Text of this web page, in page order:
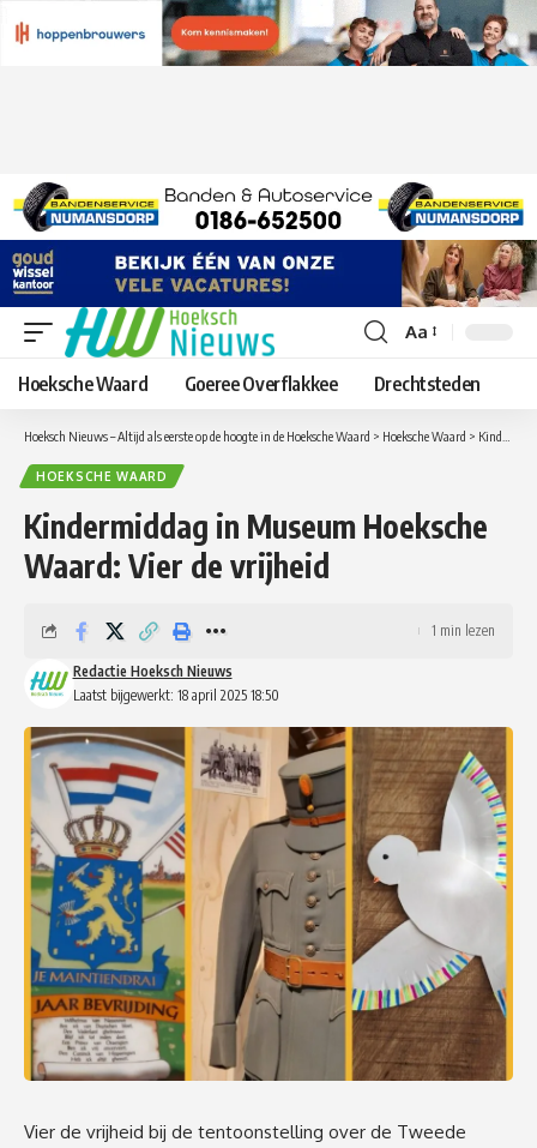
Lettergrootte
aanpassen
Aa
Hoeksche Waard Goeree Overflakkee Drechtsteden
Hoeksch Nieuws – Altijd als eerste op de hoogte in de Hoeksche Waard > Hoeksche Waard > Kindermiddag in Museum Hoeksche Waard: Vier de vrijheid
HOEKSCHE WAARD
Kindermiddag in Museum Hoeksche
Waard: Vier de vrijheid
Laatst bijgewerkt: 18 april 2025 18:50
Redactie Hoeksch Nieuws
1 min lezen
Vier de vrijheid bij de tentoonstelling over de Tweede